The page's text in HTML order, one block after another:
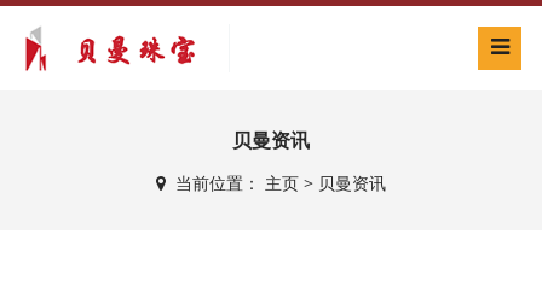
贝曼资讯
当前位置： 主页> 贝曼资讯